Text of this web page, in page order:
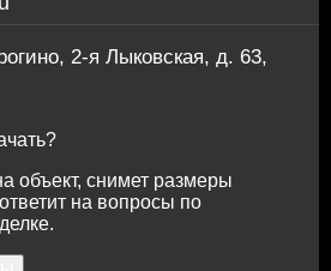
2-я Лыковская, д. 63,
объект, снимет размеры
на вопросы по